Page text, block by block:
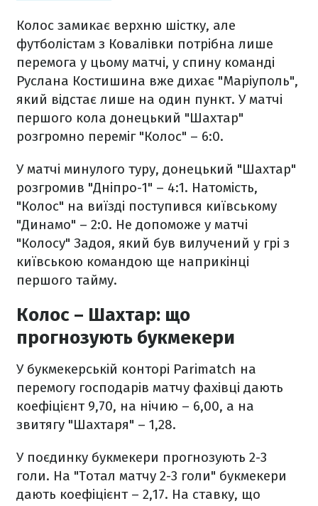
Колос замикає верхню шістку, але
футболістам з Ковалівки потрібна лише
перемога у цьому матчі, у спину команді
Руслана Костишина вже дихає "Маріуполь",
який відстає лише на один пункт. У матчі
першого кола донецький "Шахтар"
розгромно переміг "Колос" – 6:0.
У матчі минулого туру, донецький "Шахтар"
розгромив "Дніпро-1" – 4:1. Натомість,
"Колос" на виїзді поступився київському
"Динамо" – 2:0. Не допоможе у матчі
"Колосу" Задоя, який був вилучений у грі з
київською командою ще наприкінці
першого тайму.
Колос – Шахтар: що
прогнозують букмекери
У букмекерській конторі Parimatch на
перемогу господарів матчу фахівці дають
коефіцієнт 9,70, на нічию – 6,00, а на
звитягу "Шахтаря" – 1,28.
У поєдинку букмекери прогнозують 2-3
голи. На "Тотал матчу 2-3 голи" букмекери
дають коефіцієнт – 2,17. На ставку, що